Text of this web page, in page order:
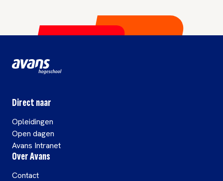
Direct naar
Opleidingen
Open dagen
Avans Intranet
Over Avans
Contact